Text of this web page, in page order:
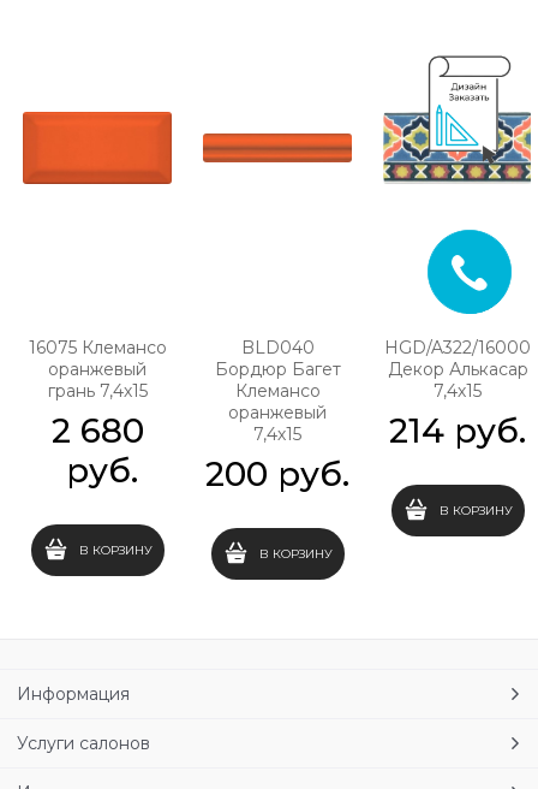
16075 Клемансо
оранжевый
грань 7,4х15
2 680
руб.
В КОРЗИНУ
BLD040
Бордюр Багет
Клемансо
оранжевый
7,4х15
200 руб.
В КОРЗИНУ
HGD/A322/16000
Декор Алькасар
7,4х15
214 руб.
В КОРЗИНУ
Информация
Услуги салонов